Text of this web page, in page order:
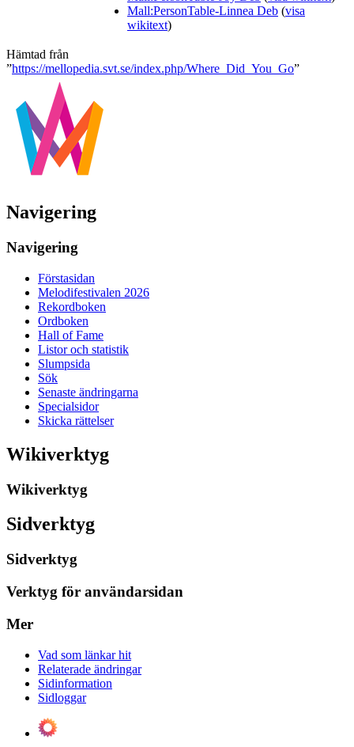
Mall:PersonTable-Linnea Deb (visa
wikitext)
Hämtad från
”https://mellopedia.svt.se/index.php/Where_Did_You_Go”
Navigering
Navigering
Förstasidan
Melodifestivalen 2026
Rekordboken
Ordboken
Hall of Fame
Listor och statistik
Slumpsida
Sök
Senaste ändringarna
Specialsidor
Skicka rättelser
Wikiverktyg
Wikiverktyg
Sidverktyg
Sidverktyg
Verktyg för användarsidan
Mer
Vad som länkar hit
Relaterade ändringar
Sidinformation
Sidloggar